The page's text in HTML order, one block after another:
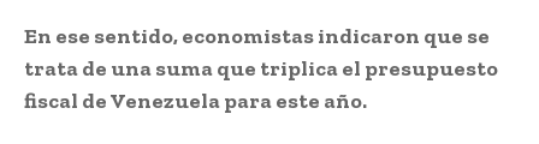
En ese sentido, economistas indicaron que se
trata de una suma que triplica el presupuesto
fiscal de Venezuela para este año.